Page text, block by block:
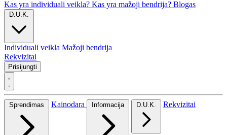
Kas yra individuali veikla? Kas yra mažoji bendrija? Blogas
D.U.K.
Individuali veikla Mažoji bendrija
Rekvizitai
Prisijungti
Sprendimas Kainodara Informacija D.U.K. Rekvizitai